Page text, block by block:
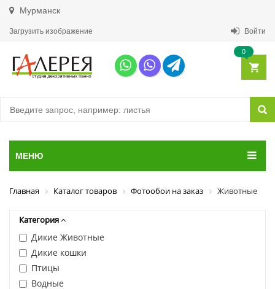
Мурманск
Загрузить изображение Войти
0
МЕНЮ
Главная Каталог товаров Фотообои на заказ Животные
Категория
Дикие Животные
Дикие кошки
Птицы
Водные